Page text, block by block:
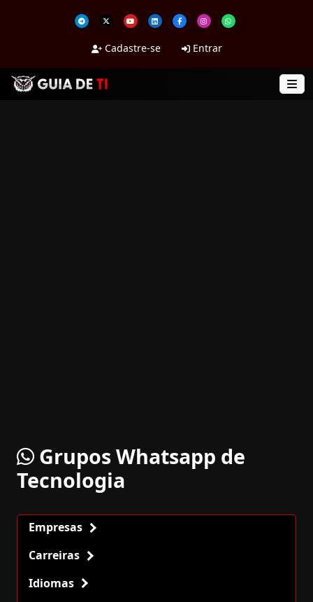
Cadastre-se Entrar
Grupos Whatsapp de
Tecnologia
Empresas
Carreiras
Idiomas